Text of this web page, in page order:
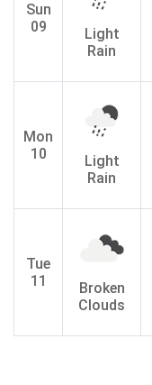
Sun
09
Light
Rain
Mon
10
Light
Rain
Tue
11
Broken
Clouds